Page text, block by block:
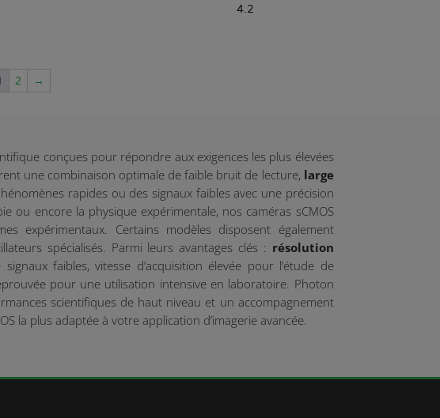
4.2
2 →
conçues pour répondre aux exigences les plus élevées
une combinaison optimale de faible bruit de lecture, large
rapides ou des signaux faibles avec une précision
ou encore la physique expérimentale, nos caméras sCMOS
expérimentaux. Certains modèles disposent également
spécialisés. Parmi leurs avantages clés : résolution
faibles, vitesse d’acquisition élevée pour l’étude de
pour une utilisation intensive en laboratoire. Photon
scientifiques de haut niveau et un accompagnement
la plus adaptée à votre application d’imagerie avancée.